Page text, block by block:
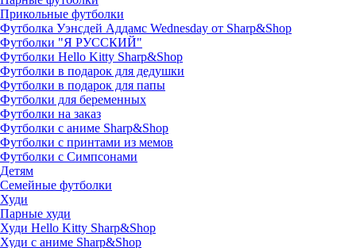
Прикольные футболки
Футболка Уэнсдей Аддамс Wednesday от Sharp&Shop
Футболки "Я РУССКИЙ"
Футболки Hello Kitty Sharp&Shop
Футболки в подарок для дедушки
Футболки в подарок для папы
Футболки для беременных
Футболки на заказ
Футболки с аниме Sharp&Shop
Футболки с принтами из мемов
Футболки с Симпсонами
Детям
Семейные футболки
Худи
Парные худи
Худи Hello Kitty Sharp&Shop
Худи с аниме Sharp&Shop